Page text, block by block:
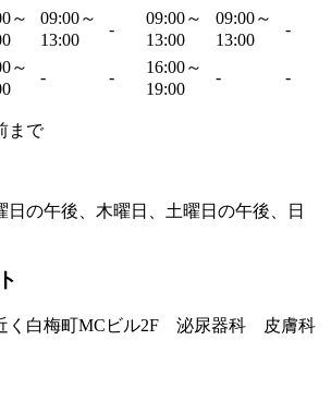
～
09:00～
13:00
-
09:00～
13:00
09:00～
13:00
-
～
- -
16:00～
19:00
- -
まで
日の午後、木曜日、土曜日の午後、日
く白梅町MCビル2F 泌尿器科 皮膚科